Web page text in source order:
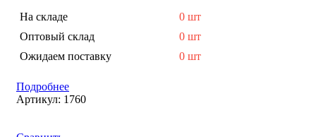
На складе
0 шт
Оптовый склад
0 шт
Ожидаем поставку
0 шт
Подробнее
Артикул: 1760